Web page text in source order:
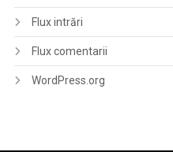
Flux intrări
Flux comentarii
WordPress.org